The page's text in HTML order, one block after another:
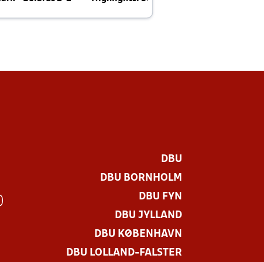
DBU
DBU BORNHOLM
DBU FYN
DBU JYLLAND
DBU KØBENHAVN
DBU LOLLAND-FALSTER